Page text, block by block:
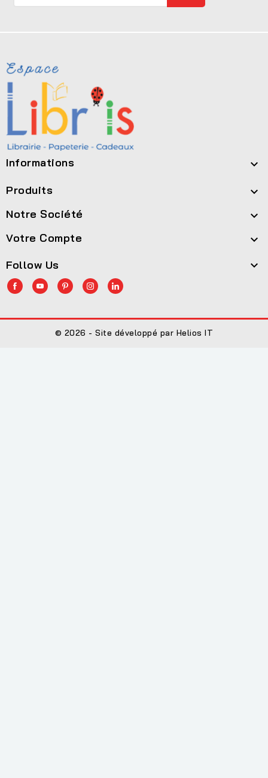
Informations 
Produits 
Notre Société 
Votre Compte 
Follow Us 
© 2026 - Site développé par Helios IT